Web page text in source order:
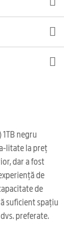
negru
litate la preț
dar a fost
de
de
suficient spațiu
preferate.